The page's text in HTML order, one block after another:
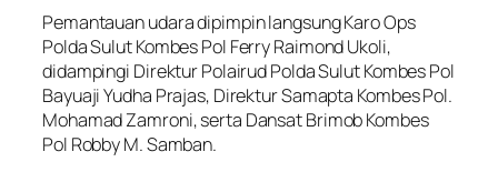
Pemantauan udara dipimpin langsung Karo Ops
Polda Sulut Kombes Pol Ferry Raimond Ukoli,
didampingi Direktur Polairud Polda Sulut Kombes Pol
Bayuaji Yudha Prajas, Direktur Samapta Kombes Pol.
Mohamad Zamroni, serta Dansat Brimob Kombes
Pol Robby M. Samban.